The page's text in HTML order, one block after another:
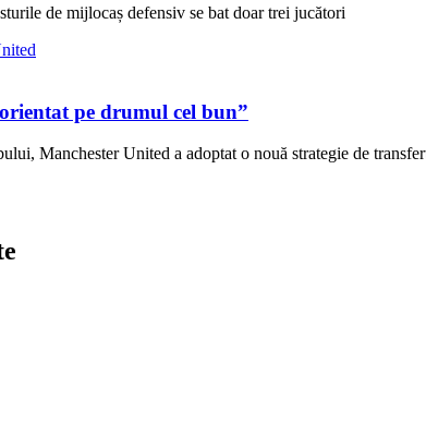
de mijlocaș defensiv se bat doar trei jucători
pe drumul cel bun”
Manchester United a adoptat o nouă strategie de